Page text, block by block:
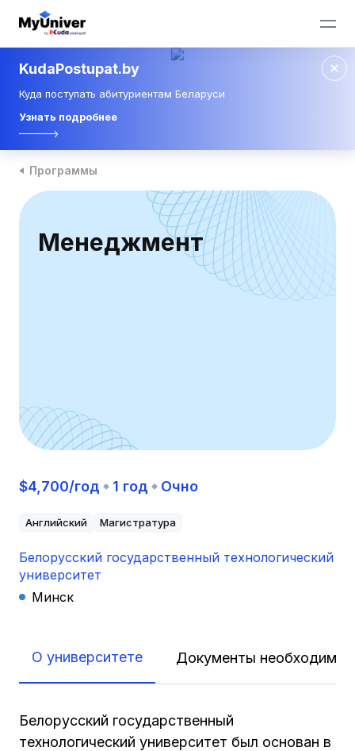
KudaPostupat.by
Куда поступать абитуриентам Беларуси
Узнать подробнее
Программы
Менеджмент
$4,700/год 1 год Очно
Английский Магистратура
Белорусский государственный технологический
университет
Минск
О университете Документы
Белорусский государственный
технологический университет был основан в